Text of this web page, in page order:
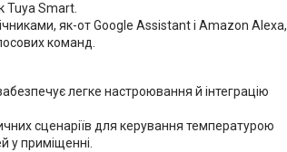
Tuya Smart.
як-от Google Assistant і Amazon Alexa,
команд.
легке настроювання й інтеграцію
сценаріїв для керування температурою
у приміщенні.